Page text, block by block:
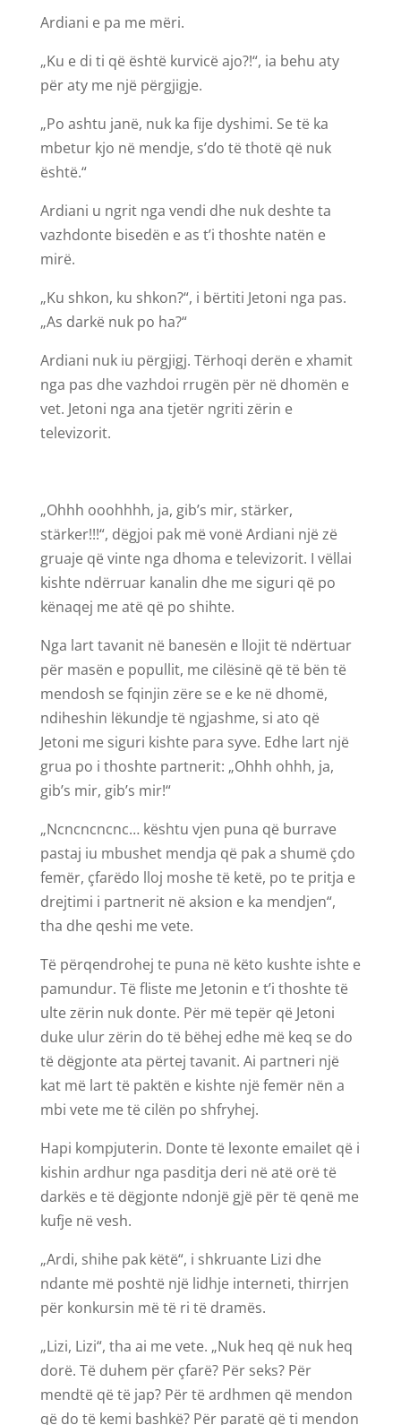
Ardiani e pa me mëri.
„Ku e di ti që është kurvicë ajo?!“, ia behu aty
për aty me një përgjigje.
„Po ashtu janë, nuk ka fije dyshimi. Se të ka
mbetur kjo në mendje, s’do të thotë që nuk
është.“
Ardiani u ngrit nga vendi dhe nuk deshte ta
vazhdonte bisedën e as t’i thoshte natën e
mirë.
„Ku shkon, ku shkon?“, i bërtiti Jetoni nga pas.
„As darkë nuk po ha?“
Ardiani nuk iu përgjigj. Tërhoqi derën e xhamit
nga pas dhe vazhdoi rrugën për në dhomën e
vet. Jetoni nga ana tjetër ngriti zërin e
televizorit.
„Ohhh ooohhhh, ja, gib’s mir, stärker,
stärker!!!“, dëgjoi pak më vonë Ardiani një zë
gruaje që vinte nga dhoma e televizorit. I vëllai
kishte ndërruar kanalin dhe me siguri që po
kënaqej me atë që po shihte.
Nga lart tavanit në banesën e llojit të ndërtuar
për masën e popullit, me cilësinë që të bën të
mendosh se fqinjin zëre se e ke në dhomë,
ndiheshin lëkundje të ngjashme, si ato që
Jetoni me siguri kishte para syve. Edhe lart një
grua po i thoshte partnerit: „Ohhh ohhh, ja,
gib’s mir, gib’s mir!“
„Ncncncncnc… kështu vjen puna që burrave
pastaj iu mbushet mendja që pak a shumë çdo
femër, çfarëdo lloj moshe të ketë, po te pritja e
drejtimi i partnerit në aksion e ka mendjen“,
tha dhe qeshi me vete.
Të përqendrohej te puna në këto kushte ishte e
pamundur. Të fliste me Jetonin e t’i thoshte të
ulte zërin nuk donte. Për më tepër që Jetoni
duke ulur zërin do të bëhej edhe më keq se do
të dëgjonte ata përtej tavanit. Ai partneri një
kat më lart të paktën e kishte një femër nën a
mbi vete me të cilën po shfryhej.
Hapi kompjuterin. Donte të lexonte emailet që i
kishin ardhur nga pasditja deri në atë orë të
darkës e të dëgjonte ndonjë gjë për të qenë me
kufje në vesh.
„Ardi, shihe pak këtë“, i shkruante Lizi dhe
ndante më poshtë një lidhje interneti, thirrjen
për konkursin më të ri të dramës.
„Lizi, Lizi“, tha ai me vete. „Nuk heq që nuk heq
dorë. Të duhem për çfarë? Për seks? Për
mendtë që të jap? Për të ardhmen që mendon
që do të kemi bashkë? Për paratë që ti mendon